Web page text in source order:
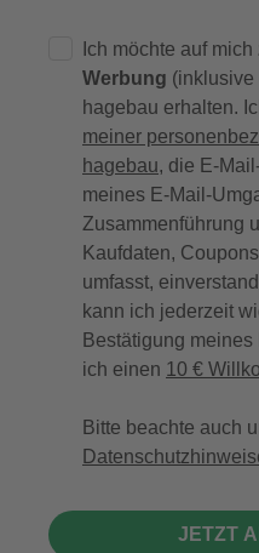
Ich möchte auf mich
Werbung (inklusive
hagebau erhalten.
meiner
hagebau, die E-
meines E-Mail-
Zusammenführung
Kaufdaten,
umfasst,
kann ich jederzeit
Bestätigung
ich einen 10 €
Bitte beachte auch
JETZT